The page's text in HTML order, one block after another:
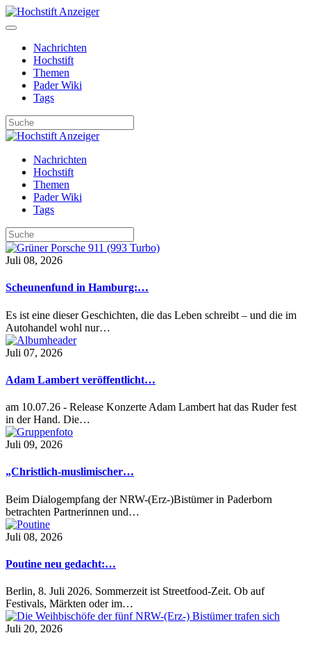
Nachrichten
Hochstift
Themen
Pader Wiki
Tags
Nachrichten
Hochstift
Themen
Pader Wiki
Tags
Juli 08, 2026
Scheunenfund in Hamburg:…
Es ist eine dieser Geschichten, die das Leben schreibt – und die im
Autohandel wohl nur…
Juli 07, 2026
Adam Lambert veröffentlicht…
am 10.07.26 - Release Konzerte Adam Lambert hat das Ruder fest
in der Hand. Die…
Juli 09, 2026
„Christlich-muslimischer…
Beim Dialogempfang der NRW-(Erz-)Bistümer in Paderborn
betrachten Partnerinnen und…
Juli 08, 2026
Poutine neu gedacht:…
Berlin, 8. Juli 2026. Sommerzeit ist Streetfood-Zeit. Ob auf
Festivals, Märkten oder im…
Juli 20, 2026